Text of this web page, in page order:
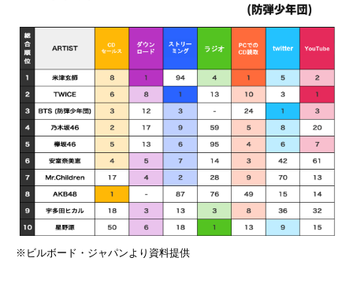
※ビルボード・ジャパンより資料提供